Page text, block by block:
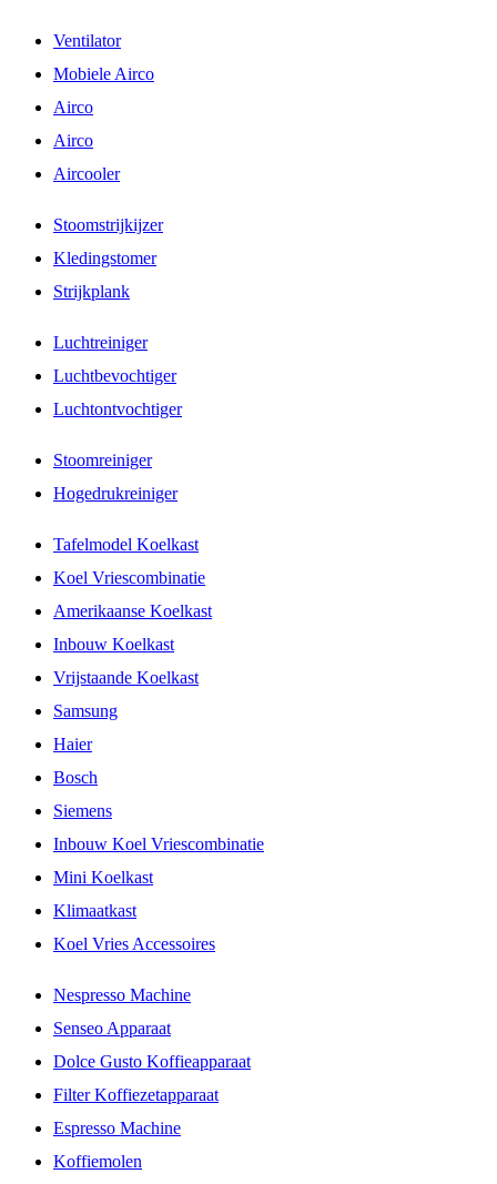
Ventilator
Mobiele Airco
Airco
Airco
Aircooler
Stoomstrijkijzer
Kledingstomer
Strijkplank
Luchtreiniger
Luchtbevochtiger
Luchtontvochtiger
Stoomreiniger
Hogedrukreiniger
Tafelmodel Koelkast
Koel Vriescombinatie
Amerikaanse Koelkast
Inbouw Koelkast
Vrijstaande Koelkast
Samsung
Haier
Bosch
Siemens
Inbouw Koel Vriescombinatie
Mini Koelkast
Klimaatkast
Koel Vries Accessoires
Nespresso Machine
Senseo Apparaat
Dolce Gusto Koffieapparaat
Filter Koffiezetapparaat
Espresso Machine
Koffiemolen